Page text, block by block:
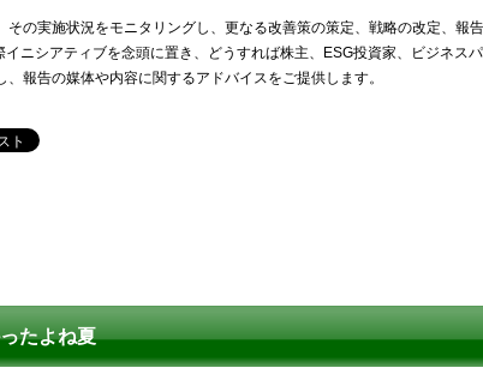
その実施状況をモニタリングし、更なる改善策の策定、戦略の改定、報
ニシアティブを念頭に置き、どうすれば株主、ESG投資家、ビジネス
報告の媒体や内容に関するアドバイスをご提供します。
たよね夏